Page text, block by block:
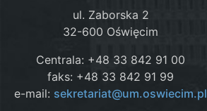
ul. Zaborska 2
32-600 Oświęcim
Centrala: +48 33 842 91 00
faks: +48 33 842 91 99
e-mail: sekretariat@um.oswiecim.pl